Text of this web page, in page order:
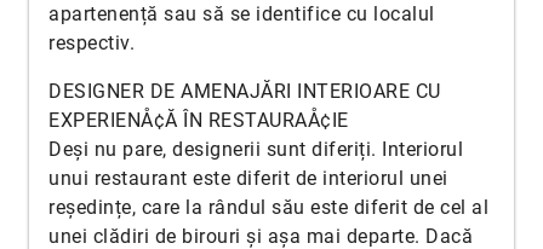
apartenență sau să se identifice cu localul
respectiv.
DESIGNER DE AMENAJĂRI INTERIOARE CU
EXPERIENÅ¢Ă ÎN RESTAURAÅ¢IE
Deși nu pare, designerii sunt diferiți. Interiorul
unui restaurant este diferit de interiorul unei
reședințe, care la rândul său este diferit de cel al
unei clădiri de birouri și așa mai departe. Dacă